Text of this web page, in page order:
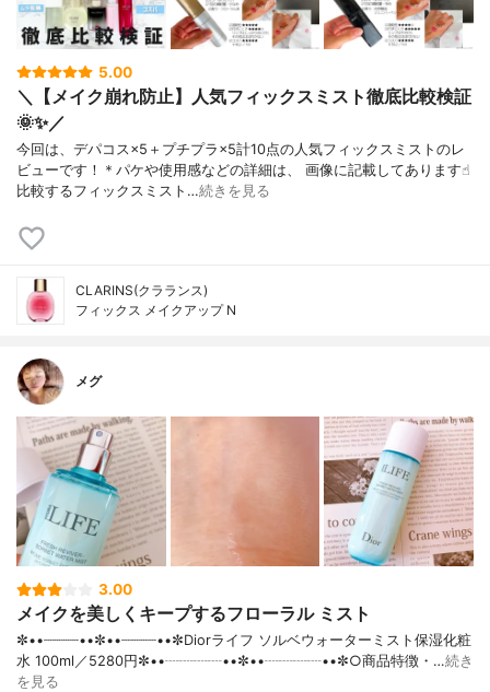
5.00
＼【メイク崩れ防止】人気フィックスミスト徹底比較検証
🌞✨／
今回は、デパコス×5＋プチプラ×5計10点の人気フィックスミストのレ
ビューです！＊パケや使用感などの詳細は、 画像に記載してあります☝︎
比較するフィックスミスト…続きを見る
CLARINS(クラランス)
フィックス メイクアップ N
メグ
3.00
メイクを美しくキープするフローラル ミスト
✼••┈┈┈┈••✼••┈┈┈┈••✼Diorライフ ソルベウォーターミスト保湿化粧
水 100ml／5280円✼••┈┈┈┈••✼••┈┈┈┈••✼○商品特徴・…続き
を見る